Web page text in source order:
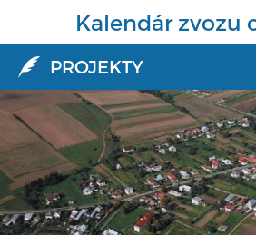
Kalendár zvozu
PROJEKTY